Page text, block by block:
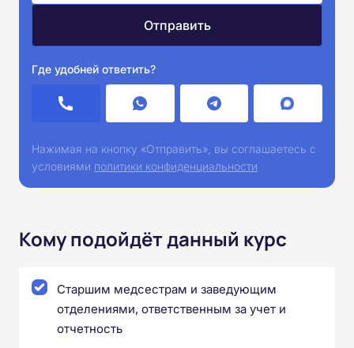
Где удобней ответить?
Нажимая на кнопку «Отправить», вы соглашаетесь с
условиями политики конфиденциальности
Кому подойдёт данный курс
Старшим медсестрам и заведующим
отделениями, ответственным за учет и
отчетность